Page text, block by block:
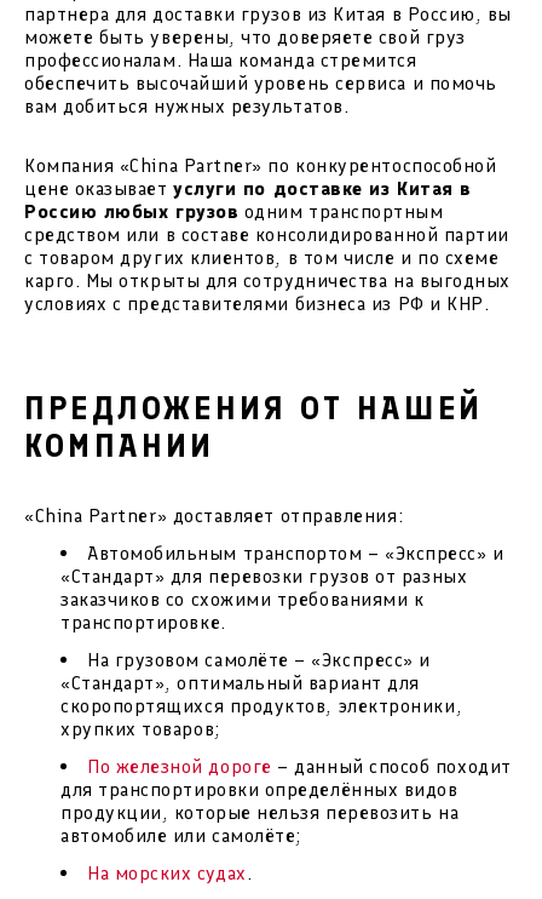
партнера для доставки грузов из Китая в Россию, вы
можете быть уверены, что доверяете свой груз
профессионалам. Наша команда стремится
обеспечить высочайший уровень сервиса и помочь
вам добиться нужных результатов.
Компания «China Partner» по конкурентоспособной
цене оказываетуслуги по доставке из Китая в
Россию любых грузов одним транспортным
средством или в составе консолидированной партии
с товаром других клиентов, в том числе и по схеме
карго. Мы открыты для сотрудничества на выгодных
условиях с представителями бизнеса из РФ и КНР.
ПРЕДЛОЖЕНИЯ ОТ НАШЕЙ
КОМПАНИИ
«China Partner» доставляет отправления:
Автомобильным транспортом – «Экспресс» и
«Стандарт» для перевозки грузов от разных
заказчиков со схожими требованиями к
транспортировке.
На грузовом самолёте – «Экспресс» и
«Стандарт», оптимальный вариант для
скоропортящихся продуктов, электроники,
хрупких товаров;
По железной дороге – данный способ походит
для транспортировки определённых видов
продукции, которые нельзя перевозить на
автомобиле или самолёте;
На морских судах.